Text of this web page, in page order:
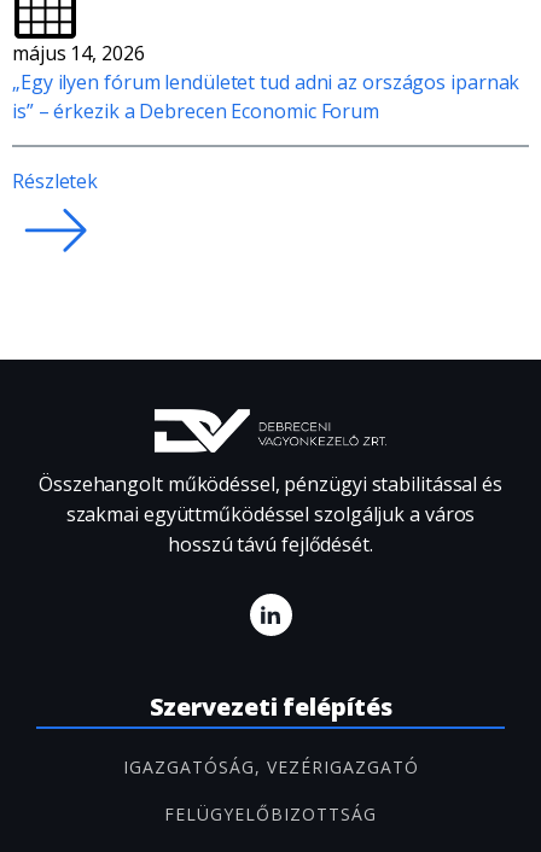
május 14, 2026
„Egy ilyen fórum lendületet tud adni az országos iparnak
is” – érkezik a Debrecen Economic Forum
Részletek
Összehangolt működéssel, pénzügyi stabilitással és
szakmai együttműködéssel szolgáljuk a város
hosszú távú fejlődését.
Szervezeti felépítés
IGAZGATÓSÁG, VEZÉRIGAZGATÓ
FELÜGYELŐBIZOTTSÁG